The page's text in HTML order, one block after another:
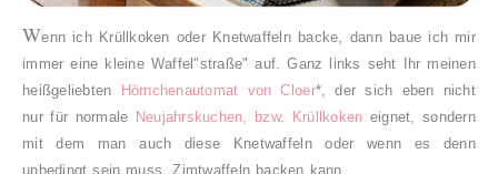
Wenn ich Krüllkoken oder Knetwaffeln backe, dann baue ich mir
immer eine kleine Waffel"straße" auf. Ganz links seht Ihr meinen
heißgeliebten
Hörnchenautomat von Cloer*, der sich eben nicht
nur für normale Neujahrskuchen, bzw. Krüllkoken eignet, sondern
mit dem man auch diese Knetwaffeln oder wenn es denn
unbedingt sein muss, Zimtwaffeln backen kann.